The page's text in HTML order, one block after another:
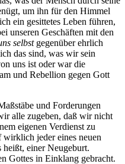
um ihn für den Himmel
ein gesittetes Leben führen,
unseren Geschäften mit den
selbst gegenüber ehrlich
das sind, was wir sein
uns ist oder war die
und Rebellion gegen Gott
und Forderungen
alle zugeben, daß wir nicht
eigenen Verdienst zu
jeder eines neuen
heißt, einer Neugeburt.
Gottes in Einklang gebracht.